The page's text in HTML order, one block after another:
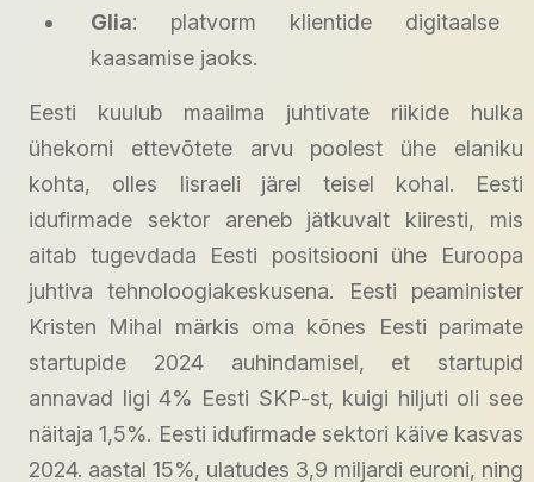
Glia: platvorm klientide digitaalse
kaasamise jaoks.
Eesti kuulub maailma juhtivate riikide hulka
ühekorni ettevõtete arvu poolest ühe elaniku
kohta, olles Iisraeli järel teisel kohal. Eesti
idufirmade sektor areneb jätkuvalt kiiresti, mis
aitab tugevdada Eesti positsiooni ühe Euroopa
juhtiva tehnoloogiakeskusena. Eesti peaminister
Kristen Mihal märkis oma kõnes Eesti parimate
startupide 2024 auhindamisel, et startupid
annavad ligi 4% Eesti SKP-st, kuigi hiljuti oli see
näitaja 1,5%. Eesti idufirmade sektori käive kasvas
2024. aastal 15%, ulatudes 3,9 miljardi euroni, ning